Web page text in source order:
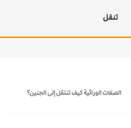
تنقل
الصفات الوراثية كيف تنتقل إلى الجنين؟